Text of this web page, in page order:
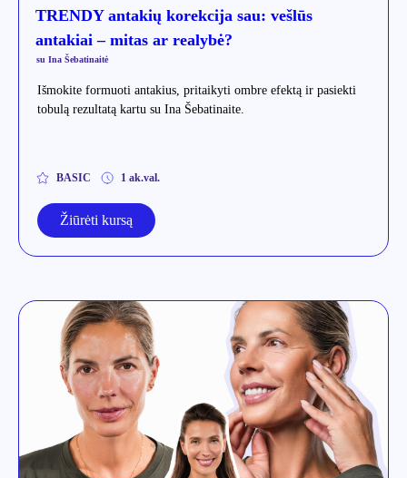
TRENDY antakių korekcija sau: vešlūs
antakiai – mitas ar realybė?
su Ina Šebatinaitė
Išmokite formuoti antakius, pritaikyti ombre efektą ir pasiekti
tobulą rezultatą kartu su Ina Šebatinaite.
BASIC 1 ak.val.
Žiūrėti kursą